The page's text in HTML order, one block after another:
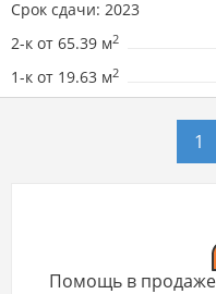
Срок сдачи: 2023
2-к от 65.39 м2
1-к от 19.63 м2
1
Помощь в